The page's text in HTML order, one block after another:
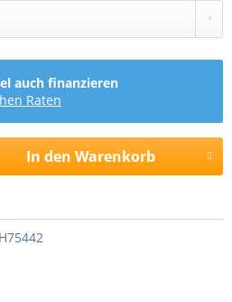
auch finanzieren
Raten
In den Warenkorb